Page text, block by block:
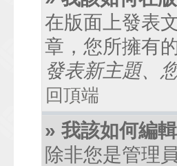
在版面上發表
章，您所擁有
發表新主題、
回頂端
» 我該如何編
除非您是管理